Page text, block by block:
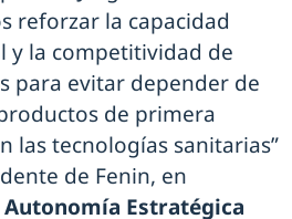
reforzar la capacidad
y la competitividad de
para evitar depender de
de primera
las tecnologías sanitarias”
de Fenin, en
Autonomía Estratégica